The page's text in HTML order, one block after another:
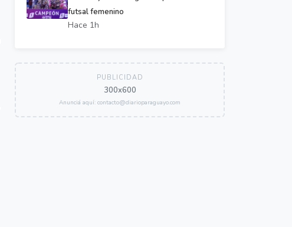
futsal femenino
Hace 1h
PUBLICIDAD
300x600
Anunciá aquí: contacto@diarioparaguayo.com